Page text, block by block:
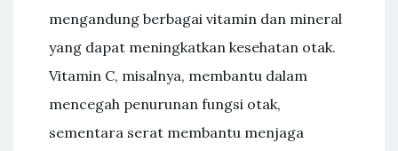
mengandung berbagai vitamin dan mineral
yang dapat meningkatkan kesehatan otak.
Vitamin C, misalnya, membantu dalam
mencegah penurunan fungsi otak,
sementara serat membantu menjaga